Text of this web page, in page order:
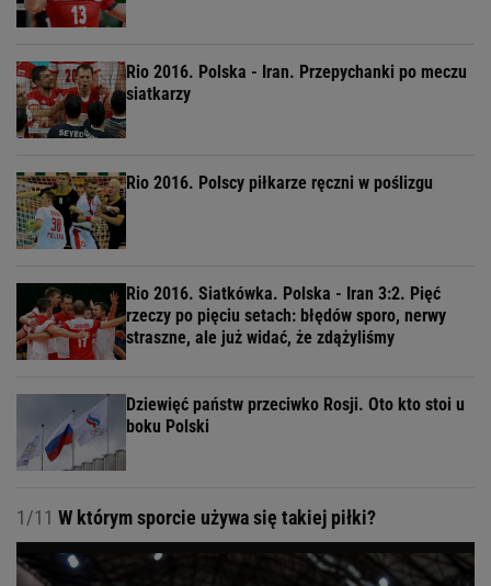
Rio 2016. Polska - Iran. Przepychanki po meczu
siatkarzy
Rio 2016. Polscy piłkarze ręczni w poślizgu
Rio 2016. Siatkówka. Polska - Iran 3:2. Pięć
rzeczy po pięciu setach: błędów sporo, nerwy
straszne, ale już widać, że zdążyliśmy
Dziewięć państw przeciwko Rosji. Oto kto stoi u
boku Polski
1/11 W którym sporcie używa się takiej piłki?